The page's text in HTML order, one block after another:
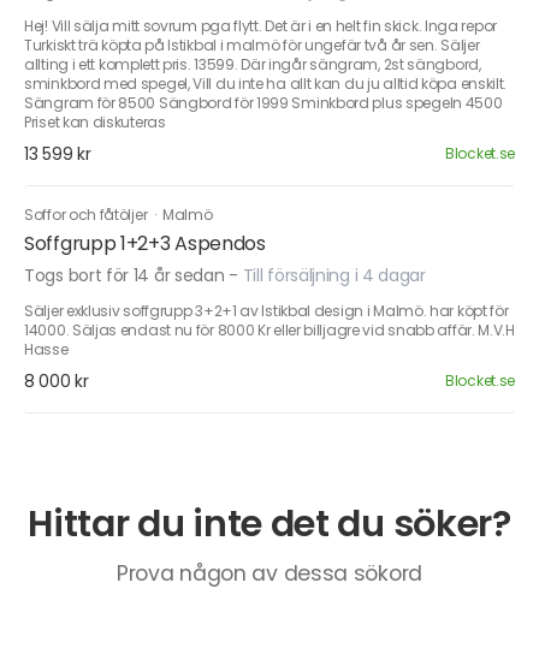
Hej! Vill sälja mitt sovrum pga flytt. Det är i en helt fin skick. Inga repor
Turkiskt trä köpta på Istikbal i malmö för ungefär två år sen. Säljer
allting i ett komplett pris. 13599. Där ingår sängram, 2st sängbord,
sminkbord med spegel, Vill du inte ha allt kan du ju alltid köpa enskilt.
Sängram för 8500 Sängbord för 1999 Sminkbord plus spegeln 4500
Priset kan diskuteras
13 599 kr Blocket.se
Soffor och fåtöljer · Malmö
Soffgrupp 1+2+3 Aspendos
Togs bort för 14 år sedan - Till försäljning i 4 dagar
Säljer exklusiv soffgrupp 3+2+1 av Istikbal design i Malmö. har köpt för
14000. Säljas endast nu för 8000 Kr eller billjagre vid snabb affär. M.V.H
Hasse
8 000 kr Blocket.se
Hittar du inte det du söker?
Prova någon av dessa sökord